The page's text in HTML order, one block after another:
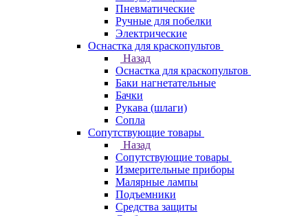
Пневматические
Ручные для побелки
Электрические
Оснастка для краскопультов
Назад
Оснастка для краскопультов
Баки нагнетательные
Бачки
Рукава (шлаги)
Сопла
Сопутствующие товары
Назад
Сопутствующие товары
Измерительные приборы
Малярные лампы
Подъемники
Средства защиты